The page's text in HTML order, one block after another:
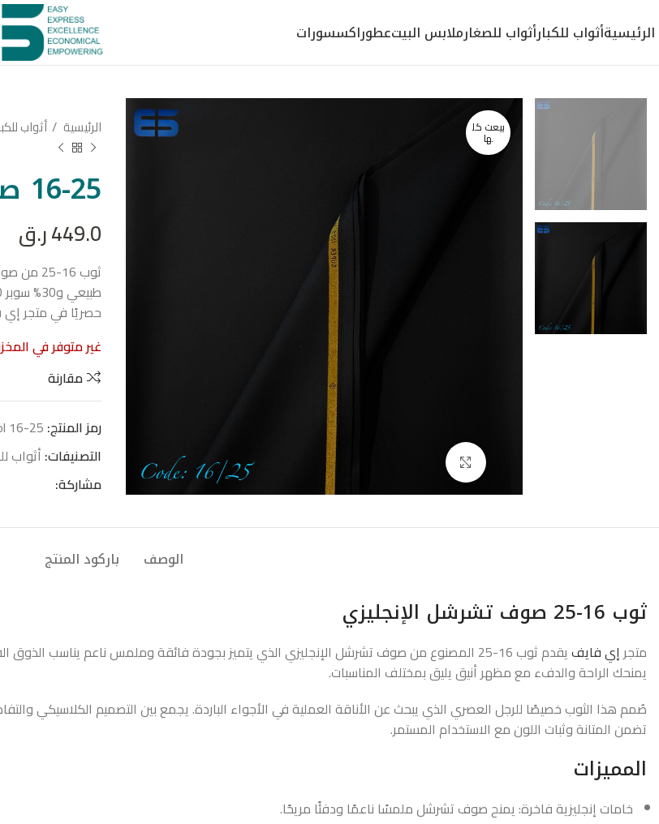
الرئيسيةأثواب للكبارأثواب للصغارملابس البيتعطوراكسسورات
بيعت كل
ها الرئيسية أثواب
16-25 صوف شرشل الإنجليزي
449.0ر.ق
حصريًا في متجر
غير متوفر في
مقارنة
رمز المنتج: 16-25
التصنيفات: أثواب
مشاركة:
الوصف باركود المنتج
ثوب 16-25 صوف تشرشل الإنجليزي
متجرإي فايف
يمنحك الراحة والدفء مع مظهر أنيق يليق بمختلف المناسبات.
صُمم هذا الثوب خصيصًا للرجل العصري الذي يبحث عن الأناقة العملية في الأجواء الباردة. يجمع بين التصميم الكلاسيكي
تضمن المتانة وثبات اللون مع الاستخدام المستمر.
المميزات
خامات إنجليزية فاخرة: يمنح صوف تشرشل ملمسًا ناعمًا ودفئًا مريحًا.